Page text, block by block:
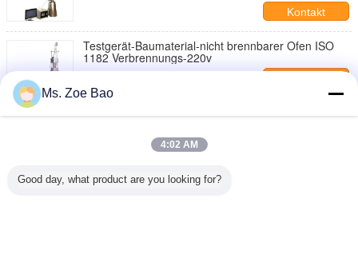
Kontakt
Testgerät-Baumaterial-nicht brennbarer Ofen ISO
1182 Verbrennungs-220v
Touch Screen 14mm/S elektrische heiße Draht-
Schaum-horizontale vertikale Mikrocomputer-
Steuerverbrennungs-Prüfvorrichtung
Ms. Zoe Bao
4:02 AM
Good day, what product are you looking for?